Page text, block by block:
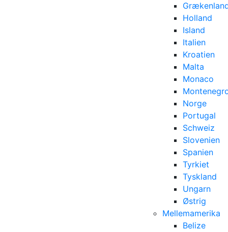
Holland
Island
Italien
Kroatien
Malta
Monaco
Norge
Portugal
Schweiz
Slovenien
Spanien
Tyrkiet
Tyskland
Ungarn
Østrig
Mellemamerika
Belize